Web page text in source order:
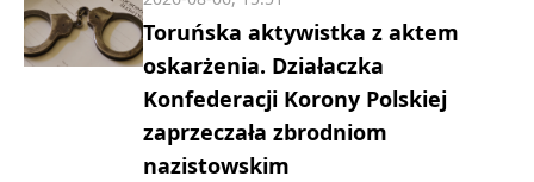
Toruńska aktywistka z aktem
oskarżenia. Działaczka
Konfederacji Korony Polskiej
zaprzeczała zbrodniom
nazistowskim